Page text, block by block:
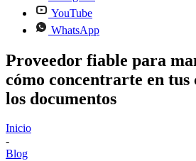
YouTube
WhatsApp
Proveedor fiable para
cómo concentrarte en tus
los documentos
Inicio
-
Blog